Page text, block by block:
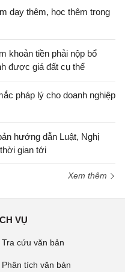
dạy thêm, học thêm trong
khoản tiền phải nộp bổ
được giá đất cụ thể
pháp lý cho doanh nghiệp
hướng dẫn Luật, Nghị
gian tới
Xem thêm
VỤ
Tra cứu văn bản
Phân tích văn bản